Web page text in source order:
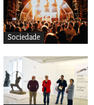
Sociedade